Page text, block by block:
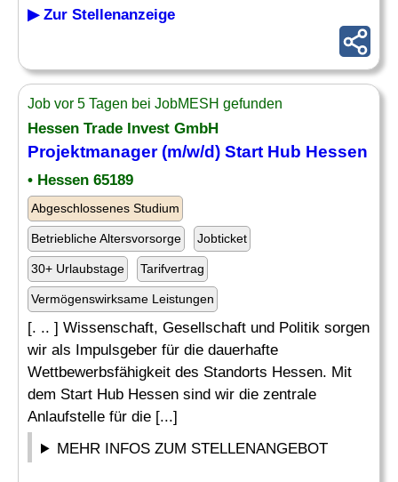
▶ Zur Stellenanzeige
Job vor 5 Tagen bei JobMESH gefunden
Hessen Trade Invest GmbH
Projektmanager (m/w/d) Start Hub Hessen
• Hessen 65189
Abgeschlossenes Studium
Betriebliche Altersvorsorge Jobticket
30+ Urlaubstage Tarifvertrag
Vermögenswirksame Leistungen
[. .. ] Wissenschaft, Gesellschaft und Politik sorgen
wir als Impulsgeber für die dauerhafte
Wettbewerbsfähigkeit des Standorts Hessen. Mit
dem Start Hub Hessen sind wir die zentrale
Anlaufstelle für die [...]
MEHR INFOS ZUM STELLENANGEBOT